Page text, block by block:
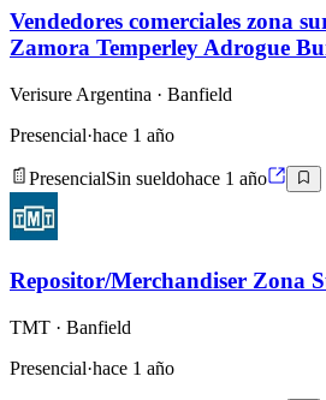
Vendedores comerciales zona
Zamora Temperley Adrogue
Verisure Argentina · Banfield
Presencial·hace 1 año
PresencialSin sueldohace 1 año
Repositor/Merchandiser Zona
TMT · Banfield
Presencial·hace 1 año